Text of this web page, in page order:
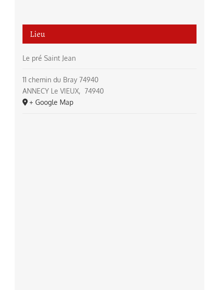
Lieu
Le pré Saint Jean
11 chemin du Bray 74940
ANNECY Le VIEUX, 74940
+ Google Map